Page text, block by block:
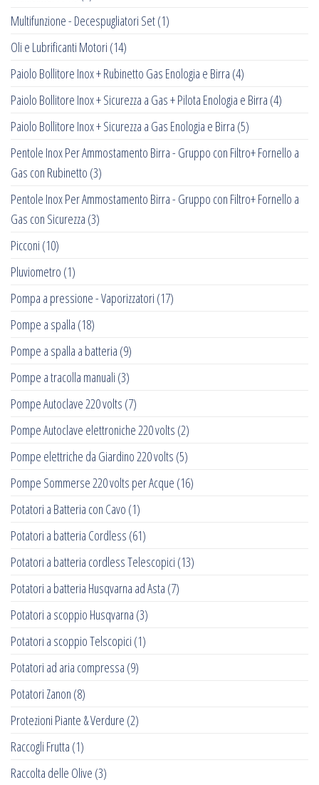
Multifunzione - Decespugliatori Set(1)
Oli e Lubrificanti Motori (14)
Paiolo Bollitore Inox + Rubinetto Gas Enologia e Birra (4)
Paiolo Bollitore Inox + Sicurezza a Gas + Pilota Enologia e Birra (4)
Paiolo Bollitore Inox + Sicurezza a Gas Enologia e Birra (5)
Pentole Inox Per Ammostamento Birra - Gruppo con Filtro+ Fornello a
Gas con Rubinetto (3)
Pentole Inox Per Ammostamento Birra - Gruppo con Filtro+ Fornello a
Gas con Sicurezza (3)
Picconi (10)
Pluviometro (1)
Pompa a pressione - Vaporizzatori (17)
Pompe a spalla (18)
Pompe a spalla a batteria (9)
Pompe a tracolla manuali (3)
Pompe Autoclave 220 volts (7)
Pompe Autoclave elettroniche 220 volts (2)
Pompe elettriche da Giardino 220 volts (5)
Pompe Sommerse 220 volts per Acque (16)
Potatori a Batteria con Cavo (1)
Potatori a batteria Cordless (61)
Potatori a batteria cordless Telescopici (13)
Potatori a batteria Husqvarna ad Asta (7)
Potatori a scoppio Husqvarna (3)
Potatori a scoppio Telscopici (1)
Potatori ad aria compressa (9)
Potatori Zanon (8)
Protezioni Piante & Verdure (2)
Raccogli Frutta (1)
Raccolta delle Olive (3)